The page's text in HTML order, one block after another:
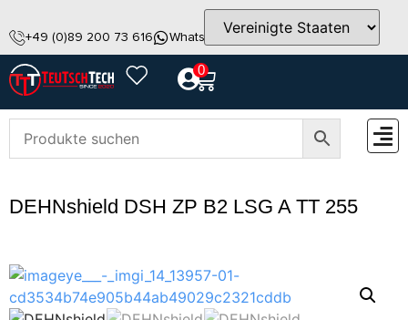
+49 (0)89 200 73 616 WhatsApp info@teutschtech.com
0
DEHNshield DSH ZP B2 LSG A TT 255